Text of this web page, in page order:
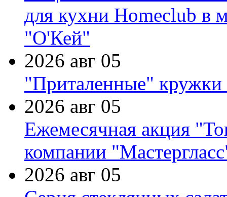
для кухни Homeclub в
"О'Кей"
2026 авг 05
"Приталенные" кружки
2026 авг 05
Ежемесячная акция
компании
2026 авг 05